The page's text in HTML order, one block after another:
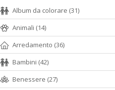
L
AVORI ARTISTICI ALL'UNCINETTO N.28
Album da colorare (31)
Animali (14)
Arredamento (36)
Bambini (42)
Benessere (27)